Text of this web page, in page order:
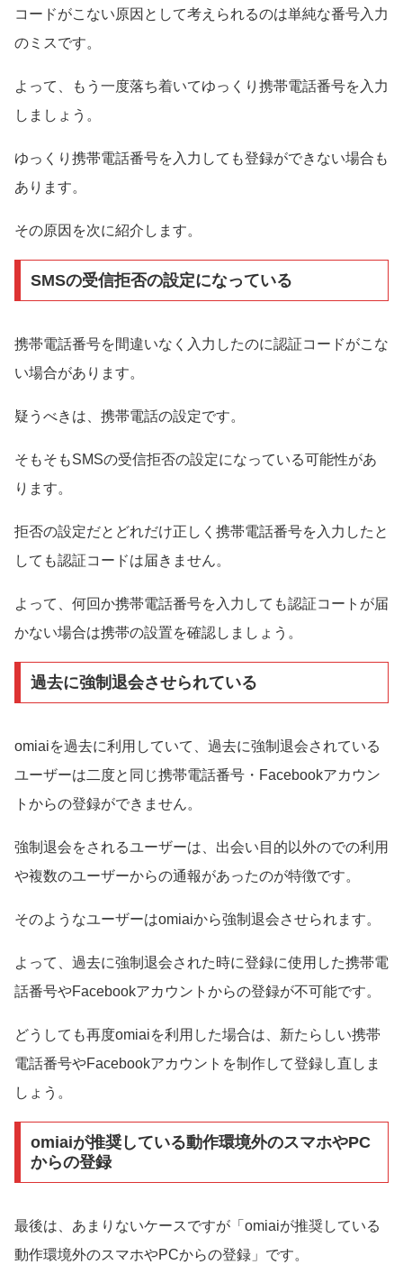
コードがこない原因として考えられるのは単純な番号入力
のミスです。
よって、もう一度落ち着いてゆっくり携帯電話番号を入力
しましょう。
ゆっくり携帯電話番号を入力しても登録ができない場合も
あります。
その原因を次に紹介します。
SMSの受信拒否の設定になっている
携帯電話番号を間違いなく入力したのに認証コードがこな
い場合があります。
疑うべきは、携帯電話の設定です。
そもそもSMSの受信拒否の設定になっている可能性があ
ります。
拒否の設定だとどれだけ正しく携帯電話番号を入力したと
しても認証コードは届きません。
よって、何回か携帯電話番号を入力しても認証コートが届
かない場合は携帯の設置を確認しましょう。
過去に強制退会させられている
omiaiを過去に利用していて、過去に強制退会されている
ユーザーは二度と同じ携帯電話番号・Facebookアカウン
トからの登録ができません。
強制退会をされるユーザーは、出会い目的以外のでの利用
や複数のユーザーからの通報があったのが特徴です。
そのようなユーザーはomiaiから強制退会させられます。
よって、過去に強制退会された時に登録に使用した携帯電
話番号やFacebookアカウントからの登録が不可能です。
どうしても再度omiaiを利用した場合は、新たらしい携帯
電話番号やFacebookアカウントを制作して登録し直しま
しょう。
omiaiが推奨している動作環境外のスマホやPC
からの登録
最後は、あまりないケースですが「omiaiが推奨している
動作環境外のスマホやPCからの登録」です。